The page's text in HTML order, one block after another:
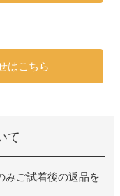
はこちら
て
みご試着後の返品を